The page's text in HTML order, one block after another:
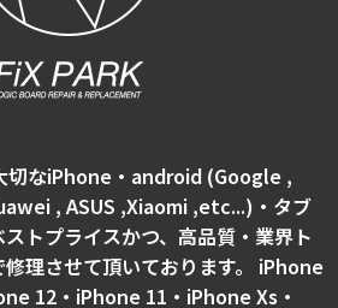
切なiPhone・android (Google ,
, ASUS ,Xiaomi ,etc...)・タブ
トプライスかつ、高品質・業界ト
理させて頂いております。 iPhone
12・iPhone 11・iPhone Xs・